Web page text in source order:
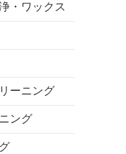
・ワックス
ーニング
ング